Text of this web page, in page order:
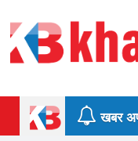
to
content
खबर